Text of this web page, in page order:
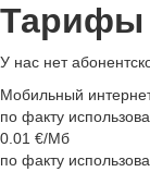
Тарифы
У нас нет
Мобильный
по факту
0.01 €/Мб
по факту